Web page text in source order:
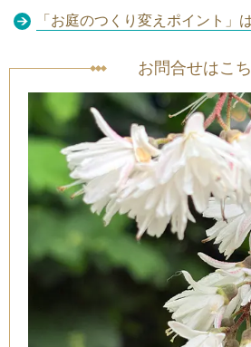
「お庭のつくり変えポイント 」
お問合せはこ